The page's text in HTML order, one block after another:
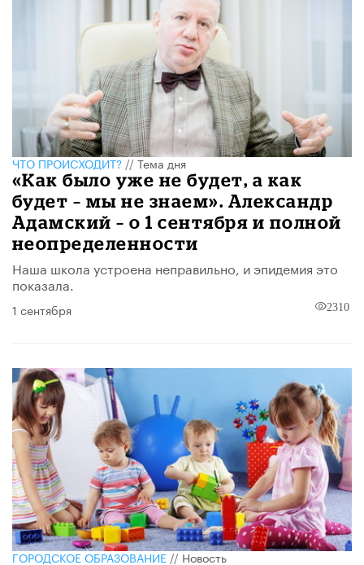
ЧТО ПРОИСХОДИТ?//Тема дня
«Как было уже не будет, а как
будет – мы не знаем». Александр
Адамский – о 1 сентября и полной
неопределенности
Наша школа устроена неправильно, и эпидемия это
показала.
1 сентября 2310
ГОРОДСКОЕ ОБРАЗОВАНИЕ//Новость